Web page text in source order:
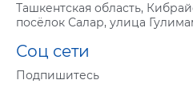
Ташкентская область,
посёлок Салар, улица
Соц сети
Подпишитесь